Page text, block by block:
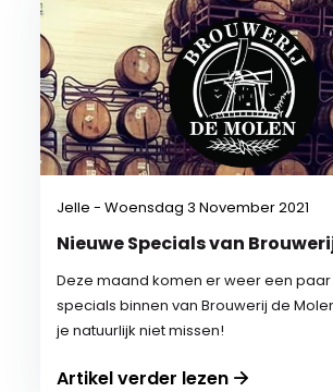
Jelle - Woensdag 3 November 2021
Nieuwe Specials van
Deze maand komen er weer een
specials binnen van Brouwerij de
je natuurlijk niet missen!
Artikel verder lezen